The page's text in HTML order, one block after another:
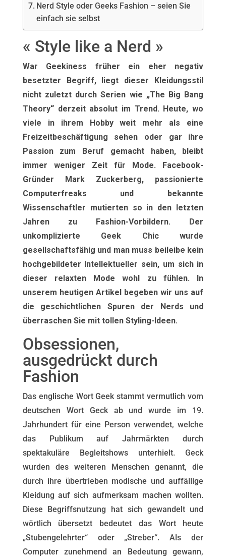
Nerd Style oder Geeks Fashion – seien Sie
einfach sie selbst
« Style like a Nerd »
War Geekiness früher ein eher negativ
besetzter Begriff, liegt dieser Kleidungsstil
nicht zuletzt durch Serien wie „The Big Bang
Theory“ derzeit absolut im Trend. Heute, wo
viele in ihrem Hobby weit mehr als eine
Freizeitbeschäftigung sehen oder gar ihre
Passion zum Beruf gemacht haben, bleibt
immer weniger Zeit für Mode. Facebook-
Gründer Mark Zuckerberg, passionierte
Computerfreaks und bekannte
Wissenschaftler mutierten so in den letzten
Jahren zu Fashion-Vorbildern. Der
unkomplizierte Geek Chic wurde
gesellschaftsfähig und man muss beileibe kein
hochgebildeter Intellektueller sein, um sich in
dieser relaxten Mode wohl zu fühlen. In
unserem heutigen Artikel begeben wir uns auf
die geschichtlichen Spuren der Nerds und
überraschen Sie mit tollen Styling-Ideen.
Obsessionen,
ausgedrückt durch
Fashion
Das englische Wort Geek stammt vermutlich vom
deutschen Wort Geck ab und wurde im 19.
Jahrhundert für eine Person verwendet, welche
das Publikum auf Jahrmärkten durch
spektakuläre Begleitshows unterhielt. Geck
wurden des weiteren Menschen genannt, die
durch ihre übertrieben modische und auffällige
Kleidung auf sich aufmerksam machen wollten.
Diese Begriffsnutzung hat sich gewandelt und
wörtlich übersetzt bedeutet das Wort heute
„Stubengelehrter“ oder „Streber“. Als der
Computer zunehmend an Bedeutung gewann,